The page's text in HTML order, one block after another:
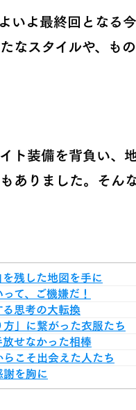
いよ最終回となる
なスタイルや、も
ト装備を背負い、
ありました。そん
を残した地図を手に
て、ご機嫌だ！
る思考の大転換
方」に繋がった衣服たち
放せなかった相棒
らこそ出会えた人たち
謝を胸に